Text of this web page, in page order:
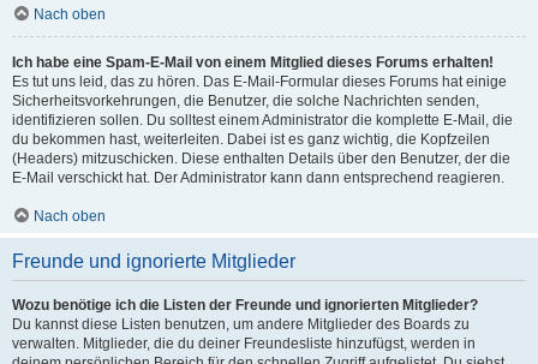
Nach oben
Ich habe eine Spam-E-Mail von einem Mitglied dieses Forums erhalten!
Es tut uns leid, das zu hören. Das E-Mail-Formular dieses Forums hat einige
Sicherheitsvorkehrungen, die Benutzer, die solche Nachrichten senden,
identifizieren sollen. Du solltest einem Administrator die komplette E-Mail, die
du bekommen hast, weiterleiten. Dabei ist es ganz wichtig, die Kopfzeilen
(Headers) mitzuschicken. Diese enthalten Details über den Benutzer, der die
E-Mail verschickt hat. Der Administrator kann dann entsprechend reagieren.
Nach oben
Freunde und ignorierte Mitglieder
Wozu benötige ich die Listen der Freunde und ignorierten Mitglieder?
Du kannst diese Listen benutzen, um andere Mitglieder des Boards zu
verwalten. Mitglieder, die du deiner Freundesliste hinzufügst, werden in